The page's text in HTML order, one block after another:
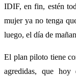
IDIF, en fin, estén
mujer ya no tenga
luego, el día de
El plan piloto tiene
agredidas, que hoy